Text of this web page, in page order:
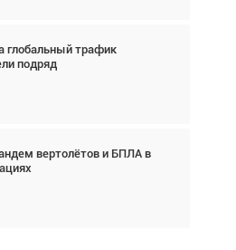
глобальный трафик
подряд
вертолётов и БПЛА в
глобальный трафик
подряд
актив. Подходите к
образом